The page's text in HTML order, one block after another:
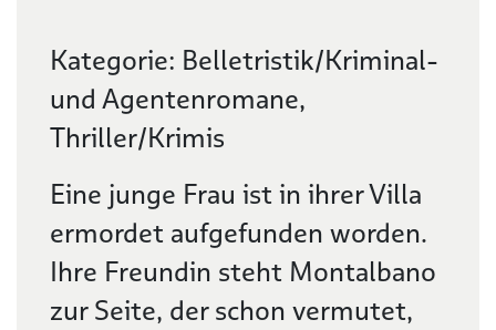
Kategorie: Belletristik/Kriminal-
und Agentenromane,
Thriller/Krimis
Eine junge Frau ist in ihrer Villa
ermordet aufgefunden worden.
Ihre Freundin steht Montalbano
zur Seite, der schon vermutet,